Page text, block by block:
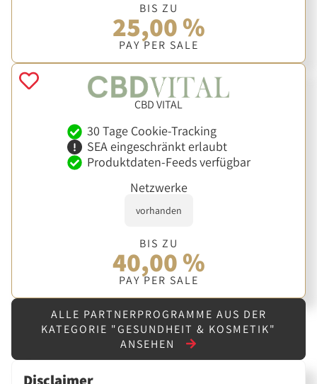
BIS ZU
25,00 %
PAY PER SALE
CBD VITAL
30 Tage Cookie-Tracking
SEA eingeschränkt erlaubt
Produktdaten-Feeds verfügbar
Netzwerke
vorhanden
BIS ZU
40,00 %
PAY PER SALE
ALLE PARTNERPROGRAMME AUS DER
KATEGORIE "GESUNDHEIT & KOSMETIK"
ANSEHEN